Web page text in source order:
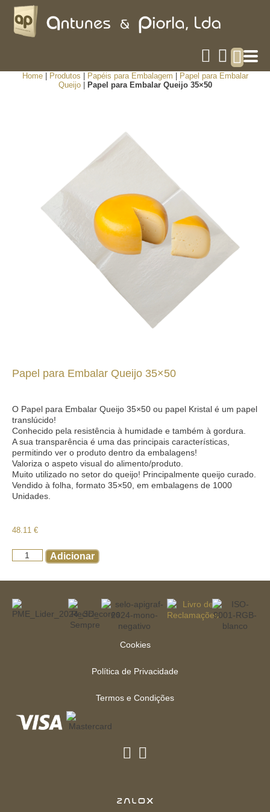
Home| Produtos Papéis para Embalagem
Papel para Embalar
Queijo| Papel para Embalar Queijo 35×50
Papel para Embalar Queijo 35×50
O Papel para Embalar Queijo 35×50 ou papel Kristal é um papel
translúcido!
Conhecido pela resistência à humidade e também à gordura.
A sua transparência é uma das principais características,
permitindo ver o produto dentro da embalagens!
Valoriza o aspeto visual do alimento/produto.
Muito utilizado no setor do queijo! Principalmente queijo curado.
Vendido à folha, formato 35×50, em embalagens de 1000
Unidades.
48.11 €
Adicionar
Cookies
Política de Privacidade
Termos e Condições